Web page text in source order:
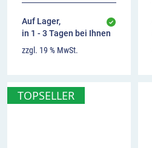
Auf Lager,
in 1 - 3 Tagen bei Ihnen
zzgl. 19 % MwSt.
TOPSELLER